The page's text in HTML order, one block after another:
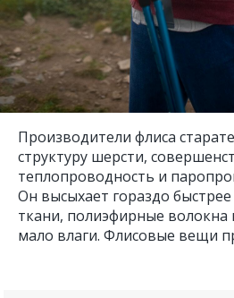
Производители флиса
структуру шерсти,
теплопроводность и
Он высыхает гораздо
ткани, полиэфирные
мало влаги. Флисовые вещи